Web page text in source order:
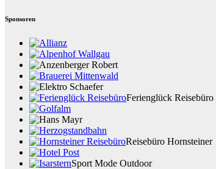
Sponsoren
Ferienglück Reisebüro
Reisebüro Hornsteiner
Sport Mode Outdoor